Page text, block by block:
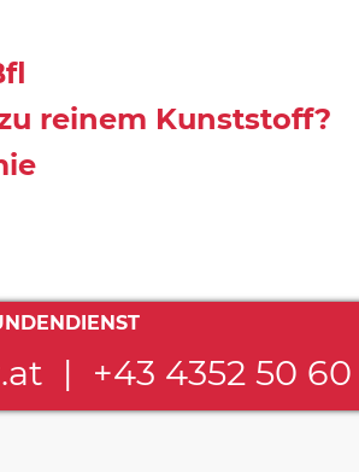
reinem Kunststoff?
| +43 4352 50